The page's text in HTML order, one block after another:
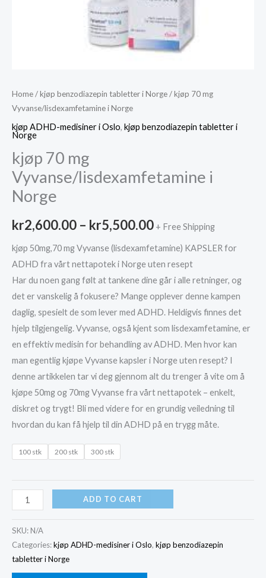
Home/kjøp benzodiazepin tabletter i Norge/ kjøp 70 mg
Vyvanse/lisdexamfetamine i Norge
kjøp ADHD-medisiner i Oslo, kjøp benzodiazepin tabletter i
Norge
kjøp 70 mg
Vyvanse/lisdexamfetamine i
Norge
kr2,600.00 – kr5,500.00Price
range:
kr2,600.00
through
kr5,500.00
+ Free Shipping
kjøp 50mg,70 mg Vyvanse (lisdexamfetamine) KAPSLER for
ADHD fra vårt nettapotek i Norge uten resept
Har du noen gang følt at tankene dine går i alle retninger, og
det er vanskelig å fokusere? Mange opplever denne kampen
daglig, spesielt de som lever med ADHD. Heldigvis finnes det
hjelp tilgjengelig. Vyvanse, også kjent som lisdexamfetamine, er
en effektiv medisin for behandling av ADHD. Men hvor kan
man egentlig kjøpe Vyvanse kapsler i Norge uten resept? I
denne artikkelen tar vi deg gjennom alt du trenger å vite om å
kjøpe 50mg og 70mg Vyvanse fra vårt nettapotek – enkelt,
diskret og trygt! Bli med videre for en grundig veiledning til
hvordan du kan få hjelp til din ADHD på en trygg måte.
100 stk 200 stk 300 stk
kjøp
70
mg
Vyvanse/lisdexamfetamine
i
ADD TO CART
SKU: N/A
Categories:kjøp ADHD-medisiner i Oslo, kjøp benzodiazepin
tabletter i Norge